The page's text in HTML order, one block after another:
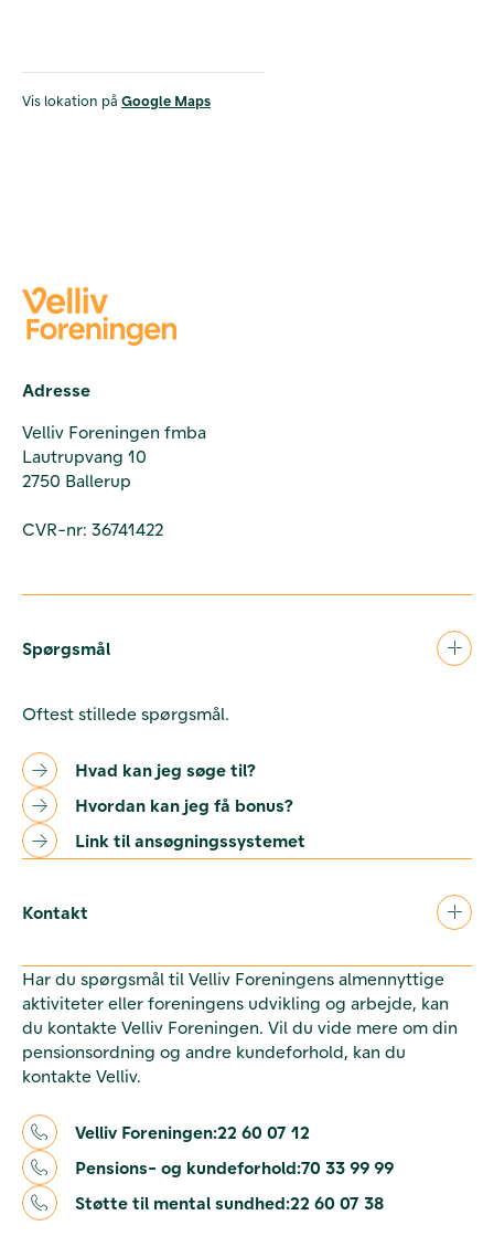
Vis lokation på Google Maps
Adresse
Velliv Foreningen fmba
Lautrupvang 10
2750 Ballerup
CVR-nr: 36741422
Spørgsmål
Oftest stillede spørgsmål.
Hvad kan jeg søge til?
Hvordan kan jeg få bonus?
Link til ansøgningssystemet
Kontakt
Har du spørgsmål til Velliv Foreningens almennyttige
aktiviteter eller foreningens udvikling og arbejde, kan
du kontakte Velliv Foreningen. Vil du vide mere om din
pensionsordning og andre kundeforhold, kan du
kontakte Velliv.
Velliv Foreningen:22 60 07 12
Pensions- og kundeforhold:70 33 99 99
Støtte til mental sundhed:22 60 07 38